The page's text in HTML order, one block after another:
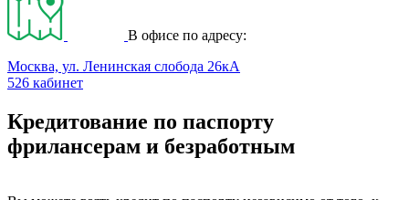
В офисе по адресу:
Москва, ул. Ленинская слобода 26кА
526 кабинет
Кредитование по паспорту
фрилансерам и безработным